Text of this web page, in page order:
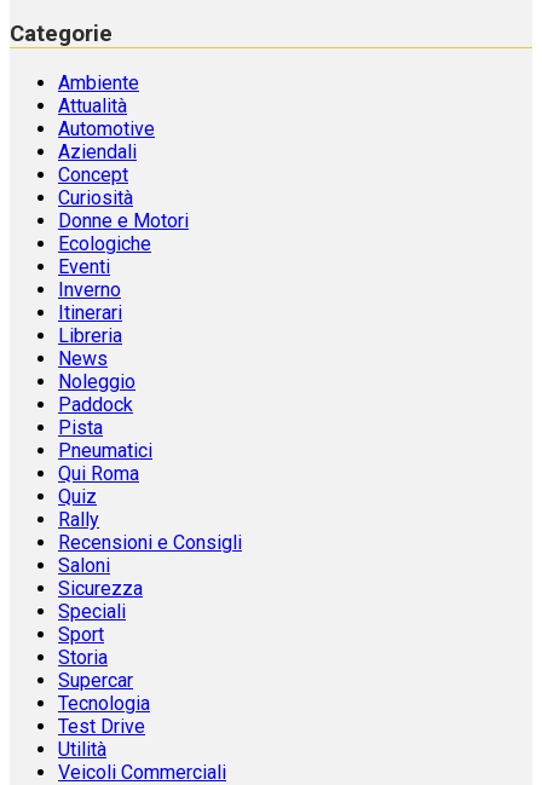
Categorie
Ambiente
Attualità
Automotive
Aziendali
Concept
Curiosità
Donne e Motori
Ecologiche
Eventi
Inverno
Itinerari
Libreria
News
Noleggio
Paddock
Pista
Pneumatici
Qui Roma
Quiz
Rally
Recensioni e Consigli
Saloni
Sicurezza
Speciali
Sport
Storia
Supercar
Tecnologia
Test Drive
Utilità
Veicoli Commerciali